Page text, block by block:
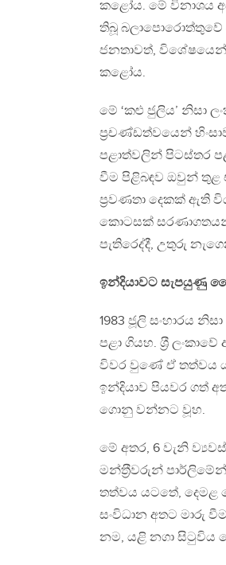
කළෝය. මේ විනාශය
තිබූ බලාපොරොත්තුවේ
ජනතාවත්,
කළෝය.
මේ ‘කළු ජුලිය’ නිසා
ප‍්‍රචණ්ඩත්වයෙන්
පළාත්වලින් පිටස්තර
වීම පිළිබඳව ඔවුන්
ප‍්‍රවණතා දෙකක් ඇති
කොටසක් සරණාගතයන්
පැතිරෙද්දී, උතුරු
ඉන්දියාවට සැපයුණු
1983 ජූලි සංහාරය
පළා ගියහ. ශ‍්‍රී
විවර වුණේ ඒ තත්වය
ඉන්දියාව පියවර ගත්
ගොනු වන්නට වූහ.
මේ අතර, 6 වැනි
මන්ත‍්‍රීවරුන්
තත්වය යටතේ,
සංවිධාන අතට මාරු
නම, යළි නගා සිටුවිය